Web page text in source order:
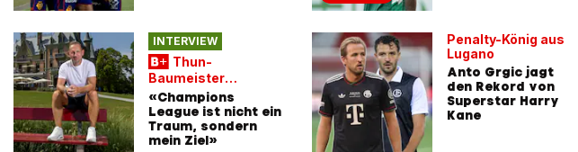
INTERVIEW
Thun-
Baumeister
Lustrinelli
«Champions
League ist nicht ein
Traum, sondern
mein Ziel»
Penalty-König aus
Lugano
Anto Grgic jagt
den Rekord von
Superstar Harry
Kane